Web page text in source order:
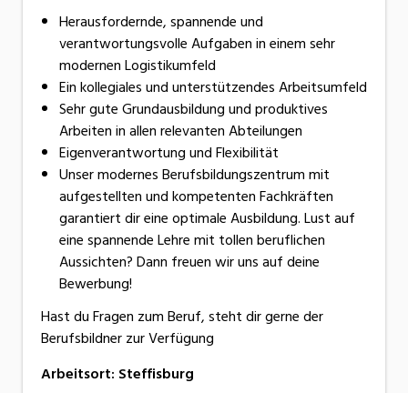
Herausfordernde, spannende und
verantwortungsvolle Aufgaben in einem sehr
modernen Logistikumfeld
Ein kollegiales und unterstützendes Arbeitsumfeld
Sehr gute Grundausbildung und produktives
Arbeiten in allen relevanten Abteilungen
Eigenverantwortung und Flexibilität
Unser modernes Berufsbildungszentrum mit
aufgestellten und kompetenten Fachkräften
garantiert dir eine optimale Ausbildung. Lust auf
eine spannende Lehre mit tollen beruflichen
Aussichten? Dann freuen wir uns auf deine
Bewerbung!
Hast du Fragen zum Beruf, steht dir gerne der
Berufsbildner zur Verfügung
Arbeitsort: Steffisburg